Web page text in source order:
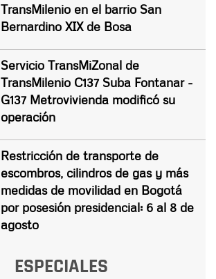
TransMilenio en el barrio San
Bernardino XIX de Bosa
Servicio TransMiZonal de
TransMilenio C137 Suba Fontanar -
G137 Metrovivienda modificó su
operación
Restricción de transporte de
escombros, cilindros de gas y más
medidas de movilidad en Bogotá
por posesión presidencial: 6 al 8 de
agosto
ESPECIALES